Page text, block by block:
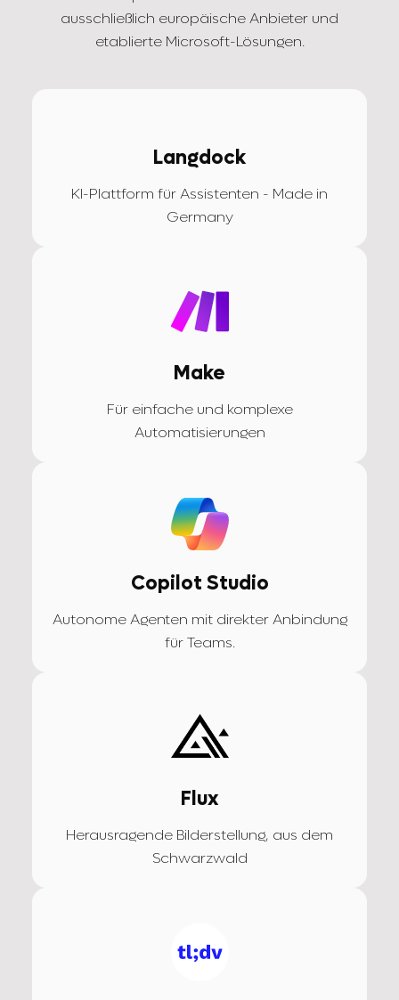
ausschließlich europäische Anbieter und
etablierte Microsoft-Lösungen.
Langdock
KI-Plattform für Assistenten - Made in
Germany
Make
Für einfache und komplexe
Automatisierungen
Copilot Studio
Autonome Agenten mit direkter Anbindung
für Teams.
Flux
Herausragende Bilderstellung, aus dem
Schwarzwald